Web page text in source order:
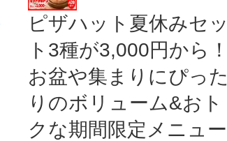
ピザハット夏休みセッ
ト3種が3,000円から！
お盆や集まりにぴった
りのボリューム&おト
クな期間限定メニュー